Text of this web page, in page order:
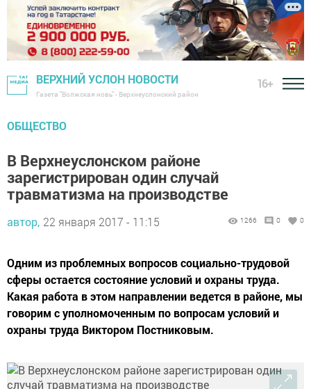
ВЕРХНИЙ УСЛОН НОВОСТИ
Газета "Волжская новь" - Верхнеуслонский район
16+
ОБЩЕСТВО
В Верхнеуслонском районе
зарегистрирован один случай
травматизма на производстве
автор, 22 января 2017 - 11:15 1266 0 0
Одним из проблемных вопросов социально-трудовой
сферы остается состояние условий и охраны труда.
Какая работа в этом направлении ведется в районе, мы
говорим с уполномоченным по вопросам условий и
охраны труда Виктором Постниковым.